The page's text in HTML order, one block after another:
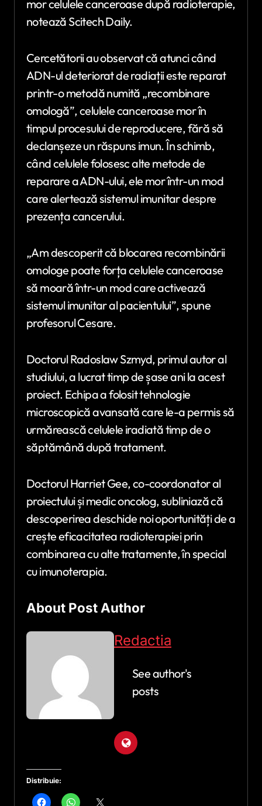
mor celulele canceroase după radioterapie,
notează Scitech Daily.
Cercetătorii au observat că atunci când
ADN-ul deteriorat de radiații este reparat
printr-o metodă numită „recombinare
omologă”, celulele canceroase mor în
timpul procesului de reproducere, fără să
declanșeze un răspuns imun. În schimb,
când celulele folosesc alte metode de
reparare a ADN-ului, ele mor într-un mod
care alertează sistemul imunitar despre
prezența cancerului.
„Am descoperit că blocarea recombinării
omologe poate forța celulele canceroase
să moară într-un mod care activează
sistemul imunitar al pacientului”, spune
profesorul Cesare.
Doctorul Radoslaw Szmyd, primul autor al
studiului, a lucrat timp de șase ani la acest
proiect. Echipa a folosit tehnologie
microscopică avansată care le-a permis să
urmărească celulele iradiată timp de o
săptămână după tratament.
Doctorul Harriet Gee, co-coordonator al
proiectului și medic oncolog, subliniază că
descoperirea deschide noi oportunități de a
crește eficacitatea radioterapiei prin
combinarea cu alte tratamente, în special
cu imunoterapia.
About Post Author
Redactia
See author's
posts
Distribuie: